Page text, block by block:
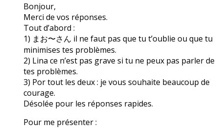
Bonjour,
Merci de vos réponses.
Tout d’abord :
1) まお〜さん il ne faut pas que tu t’oublie ou que tu
minimises tes problèmes.
2) Lina ce n’est pas grave si tu ne peux pas parler de
tes problèmes.
3) Por tout les deux : je vous souhaite beaucoup de
courage.
Désolée pour les réponses rapides.
Pour me présenter :